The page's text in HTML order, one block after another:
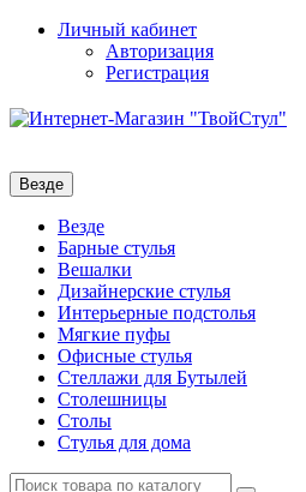
Личный кабинет
Авторизация
Регистрация
Везде
Везде
Барные стулья
Вешалки
Дизайнерские стулья
Интерьерные подстолья
Мягкие пуфы
Офисные стулья
Стеллажи для Бутылей
Столешницы
Столы
Стулья для дома